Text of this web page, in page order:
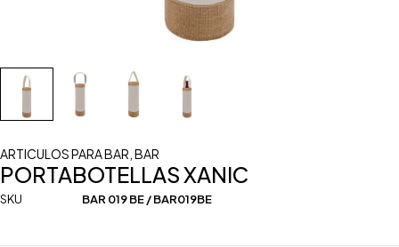
ARTICULOS PARA BAR BAR
PORTABOTELLAS XANIC
SKU BAR 019 BE / BAR019BE